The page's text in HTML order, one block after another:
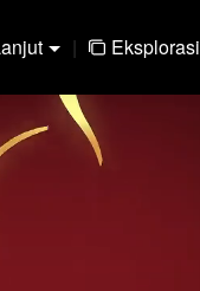
| Eksplorasi